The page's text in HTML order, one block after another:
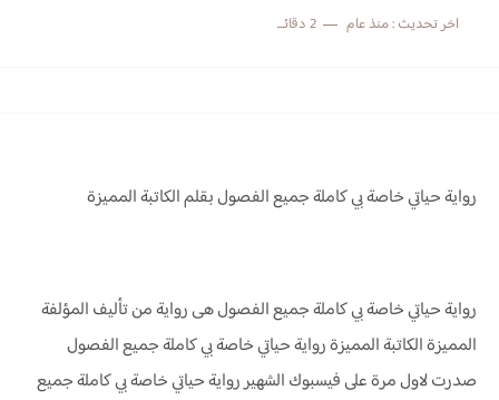
اخر تحديث :منذ عام 2 دقائق للقراءة
رواية حياتي خاصة بي كاملة جميع الفصول بقلم الكاتبة المميزة
رواية حياتي خاصة بي كاملة جميع الفصول هى رواية من تأليف المؤلفة
المميزة الكاتبة المميزةرواية حياتي خاصة بي كاملة جميع الفصول
صدرت لاول مرة على فيسبوك الشهير رواية حياتي خاصة بي كاملة جميع